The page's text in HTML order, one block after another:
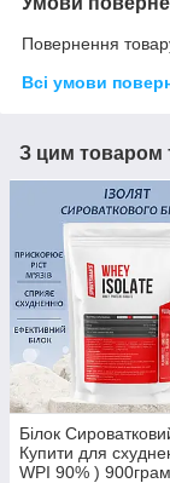
Повернення
Всі умови
З цим товаром
Білок
Купити для
WPI 90% )